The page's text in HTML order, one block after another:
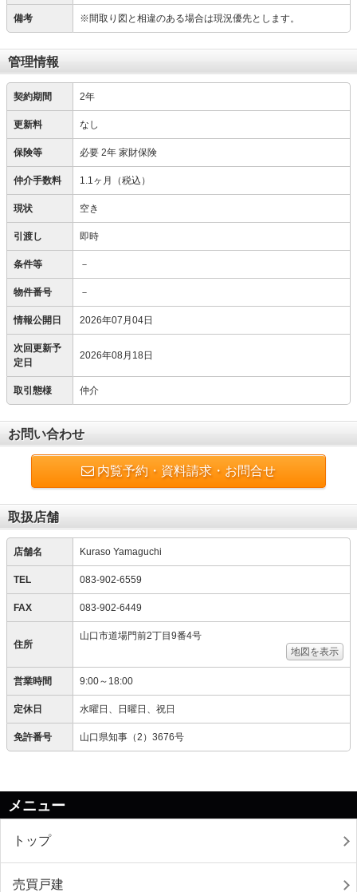
備考 ※間取り図と相違のある場合は現況優先とします。
管理情報
契約期間 2年
更新料 なし
保険等 必要 2年 家財保険
仲介手数料 1.1ヶ月（税込）
現状 空き
引渡し 即時
条件等 －
物件番号 －
情報公開日 2026年07月04日
次回更新予
定日
2026年08月18日
取引態様 仲介
お問い合わせ
内覧予約・資料請求・お問合せ
取扱店舗
店舗名 Kuraso Yamaguchi
TEL 083-902-6559
FAX 083-902-6449
住所
山口市道場門前2丁目9番4号
地図を表示
営業時間 9:00～18:00
定休日 水曜日、日曜日、祝日
免許番号 山口県知事（2）3676号
メニュー
トップ
売買戸建